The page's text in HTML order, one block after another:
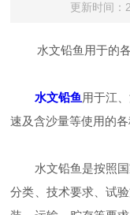
更新时间
水文铅鱼用于的各
水文铅鱼 用于江
速及含沙量等使用的各
水文铅鱼是按照国
分类、技术要求、试